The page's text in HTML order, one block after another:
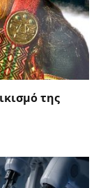
της